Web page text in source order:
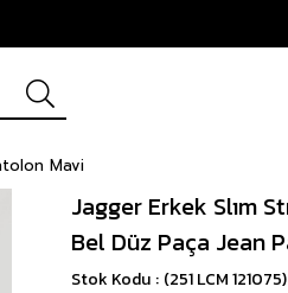
Mavi
Jagger Erkek Slım
Bel Düz Paça Jean
Stok Kodu (251 LCM 121075)